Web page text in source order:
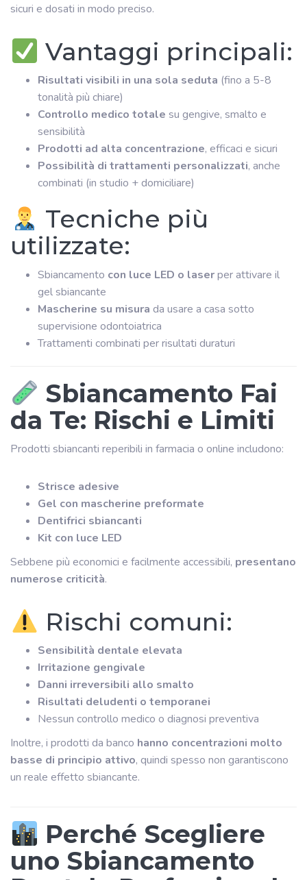
sicuri e dosati in modo preciso.
Vantaggi principali:
Risultati visibili in una sola seduta (fino a 5-8
tonalità più chiare)
Controllo medico totale su gengive, smalto e
sensibilità
Prodotti ad alta concentrazione, efficaci e sicuri
Possibilità di trattamenti personalizzati, anche
combinati (in studio + domiciliare)
Tecniche più
utilizzate:
Sbiancamento con luce LED o laserper attivare il
gel sbiancante
Mascherine su misura da usare a casa sotto
supervisione odontoiatrica
Trattamenti combinati per risultati duraturi
Sbiancamento Fai
da Te: Rischi e Limiti
Prodotti sbiancanti reperibili in farmacia o online includono:
Strisce adesive
Gel con mascherine preformate
Dentifrici sbiancanti
Kit con luce LED
Sebbene più economici e facilmente accessibili, presentano
numerose criticità.
Rischi comuni:
Sensibilità dentale elevata
Irritazione gengivale
Danni irreversibili allo smalto
Risultati deludenti o temporanei
Nessun controllo medico o diagnosi preventiva
Inoltre, i prodotti da banco hanno concentrazioni molto
basse di principio attivo, quindi spesso non garantiscono
un reale effetto sbiancante.
Perché Scegliere
uno Sbiancamento